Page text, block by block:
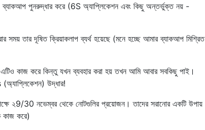
পুনরুদ্ধার করে (6S অ্যাপ্লিকেশন এবং কিছু অন্তর্ভুক্ত নয় -
সময় তার দূষিত ক্রিয়াকলাপ ব্যর্থ হয়েছে (মনে হচ্ছে আমার ব্যাকআপ মিশ্রিত
কাজ করে কিন্তু যখন ব্যবহার করা হয় তখন আমি আবার সবকিছু পাই।
উদ্ধার!
২9/30 নভেম্বর থেকে নোটগুলির প্রয়োজন। তাদের সরানোর একটি উপায়
কাজ করে)